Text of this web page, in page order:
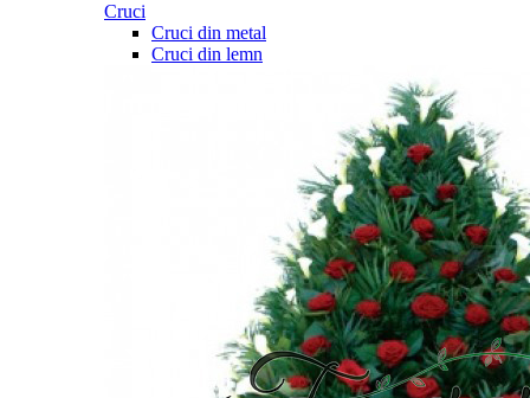
Cruci
Cruci din metal
Cruci din lemn